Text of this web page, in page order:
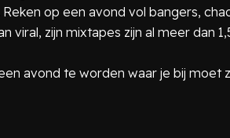
Reken op een avond vol bangers,
viral, zijn mixtapes zijn al meer dan
avond te worden waar je bij moet